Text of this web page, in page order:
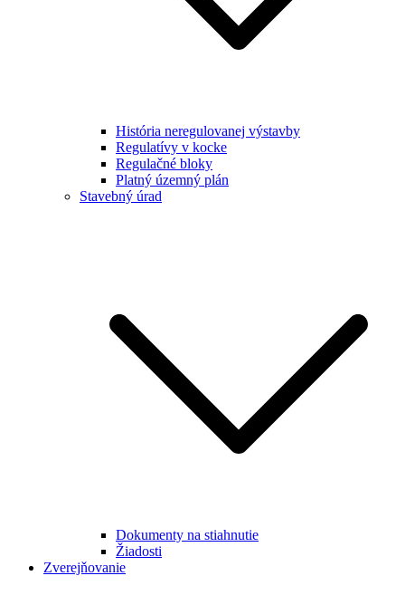
História neregulovanej výstavby
Regulatívy v kocke
Regulačné bloky
Platný územný plán
Stavebný úrad
Dokumenty na stiahnutie
Žiadosti
Zverejňovanie